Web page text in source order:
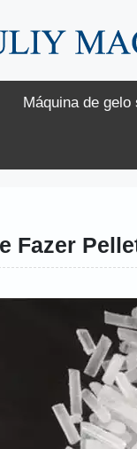
Máquina de gelo
Fazer